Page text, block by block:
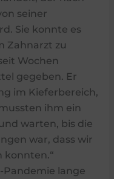
seiner
Sie konnte es
Zahnarzt zu
Wochen
gegeben. Er
im Kieferbereich,
ihm ein
warten, bis die
war, dass wir
konnten.“
Pandemie lange